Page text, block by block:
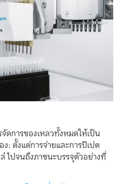
ดการของเหลวทั้งหมดให้เป็น
: ตั้งแต่การจ่ายและการปิเปต
ไปจนถึงภาชนะบรรจุตัวอย่างที่